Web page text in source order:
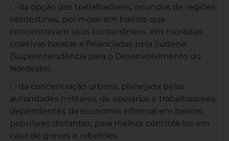
da opção dos trabalhadores, oriundos de regiões
nordestinas, por morar em bairros que
concentravam seus conterrâneos, em moradias
coletivas baratas e financiadas pela Sudene
(Superintendência para o Desenvolvimento do
Nordeste).
da concentração urbana, planejada pelas
autoridades militares, de operários e trabalhadores
dependentes da economia informal em bairros
populares distantes, para melhor controlá-los em
caso de greves e rebeliões.